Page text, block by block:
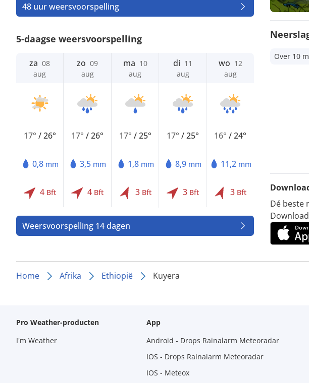
48 uur weersvoorspelling
5-daagse weersvoorspelling
za 08
aug
17° /26°
0,8 mm
4 Bft
zo 09
aug
17°/26°
3,5 mm
4 Bft
ma 10
aug
17° /25°
1,8 mm
3 Bft
di 11
aug
17°/25°
8,9 mm
3 Bft
wo 12
aug
16°/24°
11,2 mm
3 Bft
Weersvoorspelling 14 dagen
Over 10
Dé beste
Home Afrika Ethiopië Kuyera
Pro Weather-producten
I'm Weather
App
Android - Drops Rainalarm Meteoradar
IOS - Drops Rainalarm Meteoradar
IOS - Meteox